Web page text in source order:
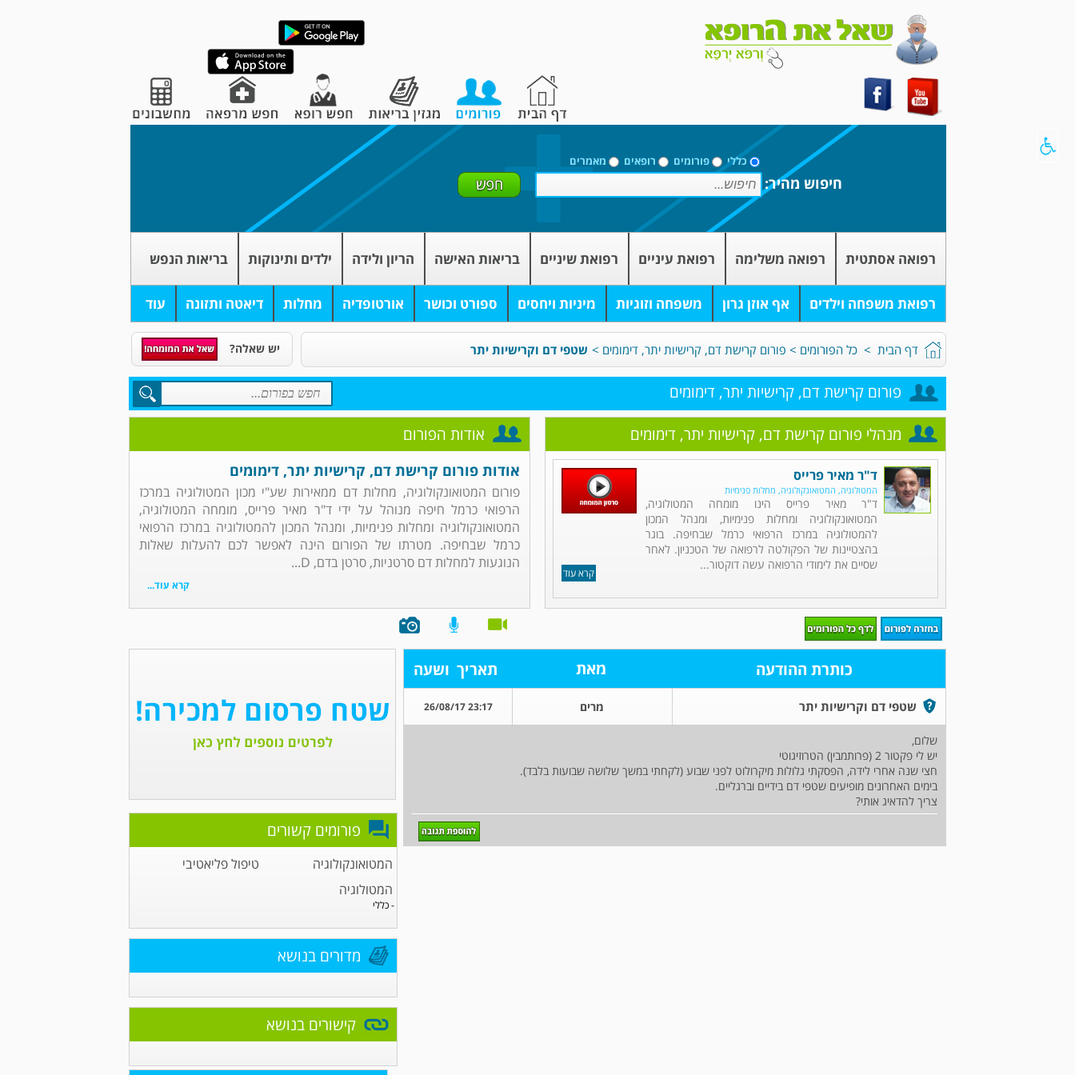
כללי פורומים רופאים מאמרים
חיפוש מהיר:
רפואה אסתטית רפואה משלימה רפואת עיניים רפואת שיניים בריאות האישה הריון ולידה ילדים ותינוקות בריאות הנפש
רפואת משפחה וילדים אף אוזן גרון משפחה וזוגיות מיניות ויחסים ספורט וכושר אורטופדיה מחלות דיאטה ותזונה עוד
דף הבית > כל הפורומים > פורום קרישת דם, קרישיות יתר, דימומים > שטפי דם וקרישיות יתר יש שאלה?
פורום קרישת דם, קרישיות יתר, דימומים
אודות הפורום
אודות פורום קרישת דם, קרישיות יתר, דימומים
פורום המטואונקולוגיה, מחלות דם ממאירות שע"י מכון המטולוגיה במרכז
הרפואי כרמל חיפה מנוהל על ידי ד"ר מאיר פרייס, מומחה המטולוגיה,
המטואונקולוגיה ומחלות פנימיות, ומנהל המכון להמטולוגיה במרכז הרפואי
כרמל שבחיפה. מטרתו של הפורום הינה לאפשר לכם להעלות שאלות
הנוגעות למחלות דם סרטניות, סרטן בדם, D...
קרא עוד...
מנהלי פורום קרישת דם, קרישיות יתר, דימומים
קרא עוד
ד"ר מאיר פרייס
המטולוגיה, המטואונקולוגיה, מחלות פנימיות
ד"ר מאיר פרייס הינו מומחה המטולוגיה,
המטואונקולוגיה ומחלות פנימיות, ומנהל המכון
להמטולוגיה במרכז הרפואי כרמל שבחיפה. בוגר
בהצטיינות של הפקולטה לרפואה של הטכניון. לאחר
שסיים את לימודי הרפואה עשה דוקטור...
כותרת ההודעה מאת תאריך ושעה
שטפי דם וקרישיות יתר מרים 23:17 26/08/17
שלום,
יש לי פקטור 2 (פרותמבין) הטרוזיגוטי
חצי שנה אחרי לידה, הפסקתי גלולות מיקרולוט לפני שבוע (לקחתי במשך שלושה שבועות בלבד).
בימים האחרונים מופיעים שטפי דם בידיים וברגליים.
צריך להדאיג אותי?
פורומים קשורים
המטואונקולוגיה
טיפול פליאטיבי
המטולוגיה
- כללי
מדורים בנושא
קישורים בנושא